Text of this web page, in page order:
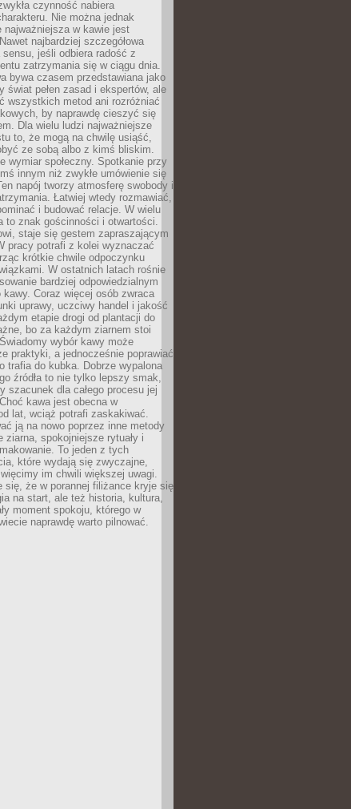
czynność nabiera
Nie można jednak
najważniejsza w kawie jest
najbardziej szczegółowa
jeśli odbiera radość z
zatrzymania się w ciągu dnia.
bywa czasem przedstawiana jako
świat pełen zasad i ekspertów, ale
wszystkich metod ani rozróżniać
by naprawdę cieszyć się
Dla wielu ludzi najważniejsze
to, że mogą na chwilę usiąść,
ze sobą albo z kimś bliskim.
wymiar społeczny. Spotkanie przy
innym niż zwykłe umówienie się
napój tworzy atmosferę swobody i
Łatwiej wtedy rozmawiać,
i budować relacje. W wielu
to znak gościnności i otwartości.
staje się gestem zapraszającym
pracy potrafi z kolei wyznaczać
krótkie chwile odpoczynku
W ostatnich latach rośnie
bardziej odpowiedzialnym
kawy. Coraz więcej osób zwraca
uprawy, uczciwy handel i jakość
etapie drogi od plantacji do
bo za każdym ziarnem stoi
wybór kawy może
praktyki, a jednocześnie poprawiać
trafia do kubka. Dobrze wypalona
źródła to nie tylko lepszy smak,
szacunek dla całego procesu jej
kawa jest obecna w
lat, wciąż potrafi zaskakiwać.
ją na nowo poprzez inne metody
ziarna, spokojniejsze rytuały i
To jeden z tych
które wydają się zwyczajne,
im chwili większej uwagi.
się, że w porannej filiżance kryje się
na start, ale też historia, kultura,
moment spokoju, którego w
naprawdę warto pilnować.